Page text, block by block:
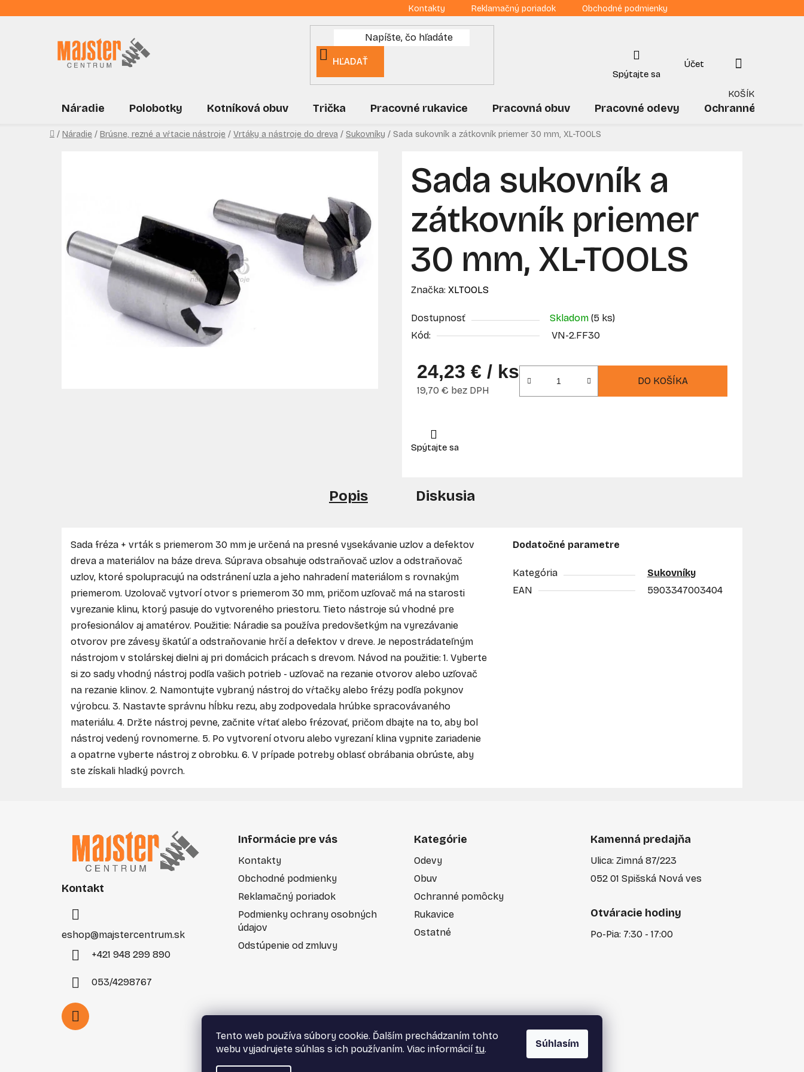
Tento web používa súbory cookie. Ďalším prechádzaním tohto
webu vyjadrujete súhlas s ich používaním. Viac informácií tu. Súhlasím
na
Kontakty Reklamačný poriadok Obchodné podmienky
HĽADAŤ
NÁKUPNÝ
KOŠÍK
Náradie Polobotky Kotníková obuv Trička Pracovné rukavice Pracovná obuv Pracovné odevy Ochranné
Domov
/ Náradie / Brúsne, rezné a vŕtacie nástroje / Vrtáky a nástroje do dreva / Sukovníky / Sada sukovník a zátkovník priemer 30 mm, XL-TOOLS
Sada sukovník a
zátkovník priemer
30 mm, XL-TOOLS
Značka: XLTOOLS
Dostupnosť Skladom (5 ks)
Kód:
VN-2.FF30
24,23 € / ks
19,70 € bez DPH
DO KOŠÍKA
Popis Diskusia
Sada fréza + vrták s priemerom 30 mm je určená na presné vysekávanie uzlov a defektov
dreva a materiálov na báze dreva. Súprava obsahuje odstraňovač uzlov a odstraňovač
uzlov, ktoré spolupracujú na odstránení uzla a jeho nahradení materiálom s rovnakým
priemerom. Uzolovač vytvorí otvor s priemerom 30 mm, pričom uzľovač má na starosti
vyrezanie klinu, ktorý pasuje do vytvoreného priestoru. Tieto nástroje sú vhodné pre
profesionálov aj amatérov. Použitie: Náradie sa používa predovšetkým na vyrezávanie
otvorov pre závesy škatúľ a odstraňovanie hrčí a defektov v dreve. Je nepostrádateľným
nástrojom v stolárskej dielni aj pri domácich prácach s drevom. Návod na použitie: 1. Vyberte
si zo sady vhodný nástroj podľa vašich potrieb - uzľovač na rezanie otvorov alebo uzľovač
na rezanie klinov. 2. Namontujte vybraný nástroj do vŕtačky alebo frézy podľa pokynov
výrobcu. 3. Nastavte správnu hĺbku rezu, aby zodpovedala hrúbke spracovávaného
materiálu. 4. Držte nástroj pevne, začnite vŕtať alebo frézovať, pričom dbajte na to, aby bol
nástroj vedený rovnomerne. 5. Po vytvorení otvoru alebo vyrezaní klina vypnite zariadenie
a opatrne vyberte nástroj z obrobku. 6. V prípade potreby oblasť obrábania obrúste, aby
ste získali hladký povrch.
Dodatočné parametre
Kategória
Sukovníky
EAN
5903347003404
Kontakt
eshop@majstercentrum.sk
+421 948 299 890
053/4298767
Informácie pre vás
Kontakty
Obchodné podmienky
Reklamačný poriadok
Podmienky ochrany osobných
údajov
Odstúpenie od zmluvy
Kategórie
Odevy
Obuv
Ochranné pomôcky
Rukavice
Ostatné
Kamenná predajňa
Ulica: Zimná 87/223
052 01 Spišská Nová ves
Otváracie hodiny
Po-Pia: 7:30 - 17:00